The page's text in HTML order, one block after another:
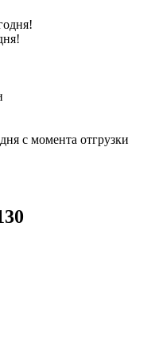
с момента отгрузки